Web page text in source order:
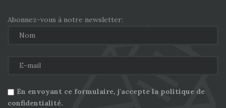
Abonnez-vous à notre newsletter:
En envoyant ce formulaire, j'accepte la politique de
confidentialité.